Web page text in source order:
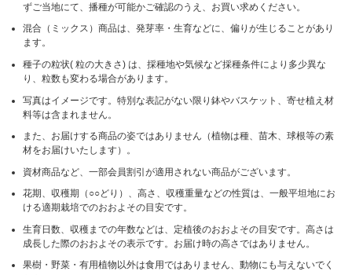
ずご当地にて、播種が可能かご確認のうえ、お買い求めください。
混合（ミックス）商品は、発芽率・生育などに、偏りが生じることがあり
ます。
種子の粒状( 粒の大きさ) は、採種地や気候など採種条件により多少異な
り、粒数も変わる場合があります。
写真はイメージです。特別な表記がない限り鉢やバスケット、寄せ植え材
料等は含まれません。
また、お届けする商品の姿ではありません（植物は種、苗木、球根等の素
材をお届けいたします）。
資材商品など、一部会員割引が適用されない商品がございます。
花期、収穫期（○○どり）、高さ、収穫重量などの性質は、一般平坦地にお
ける適期栽培でのおおよその目安です。
生育日数、収穫までの年数などは、定植後のおおよその目安です。高さは
成長した際のおおよその表示です。お届け時の高さではありません。
果樹・野菜・有用植物以外は食用ではありません、動物にも与えないでく